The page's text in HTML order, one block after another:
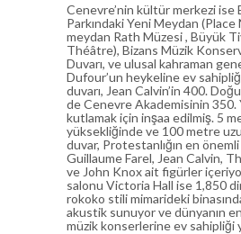
Cenevre’nin kültür merkezi ise
Parkındaki Yeni Meydan (Place
meydan Rath Müzesi , Büyük
Théâtre), Bizans Müzik
Duvarı, ve ulusal kahraman
Dufour’un heykeline ev
duvarı, Jean Calvin’in 400.
de Cenevre Akademisinin 350.
kutlamak için inşaa edilmiş. 5
yüksekliğinde ve 100 metre
duvar, Protestanlığın en
Guillaume Farel, Jean Calvin,
ve John Knox ait figürler
salonu Victoria Hall ise 1,850
rokoko stili mimarideki
akustik sunuyor ve dünyanın
müzik konserlerine ev sahipliği